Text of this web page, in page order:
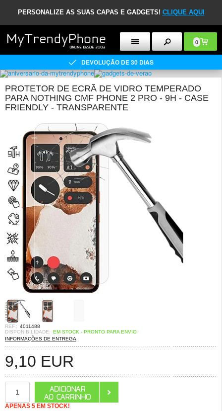
PERSONALIZE AS SUAS CAPAS E GADGETS! CLIQUE AQUI
0
DEVOLUÇÃO DE 30 DIAS
PROTETOR DE ECRÃ DE VIDRO TEMPERADO
PARA NOTHING CMF PHONE 2 PRO - 9H - CASE
FRIENDLY - TRANSPARENTE
REF.: 4011488
DISPONIBILIDADE: EM STOCK - PRONTO PARA ENVIO
INFORMAÇÕES DE ENTREGA
9,10 EUR
APENAS 5 EM STOCK!